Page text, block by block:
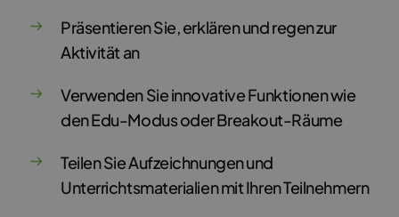
Präsentieren Sie, erklären und regen zur
Aktivität an
Verwenden Sie innovative Funktionen wie
den Edu-Modus oder Breakout-Räume
Teilen Sie Aufzeichnungen und
Unterrichtsmaterialien mit Ihren Teilnehmern